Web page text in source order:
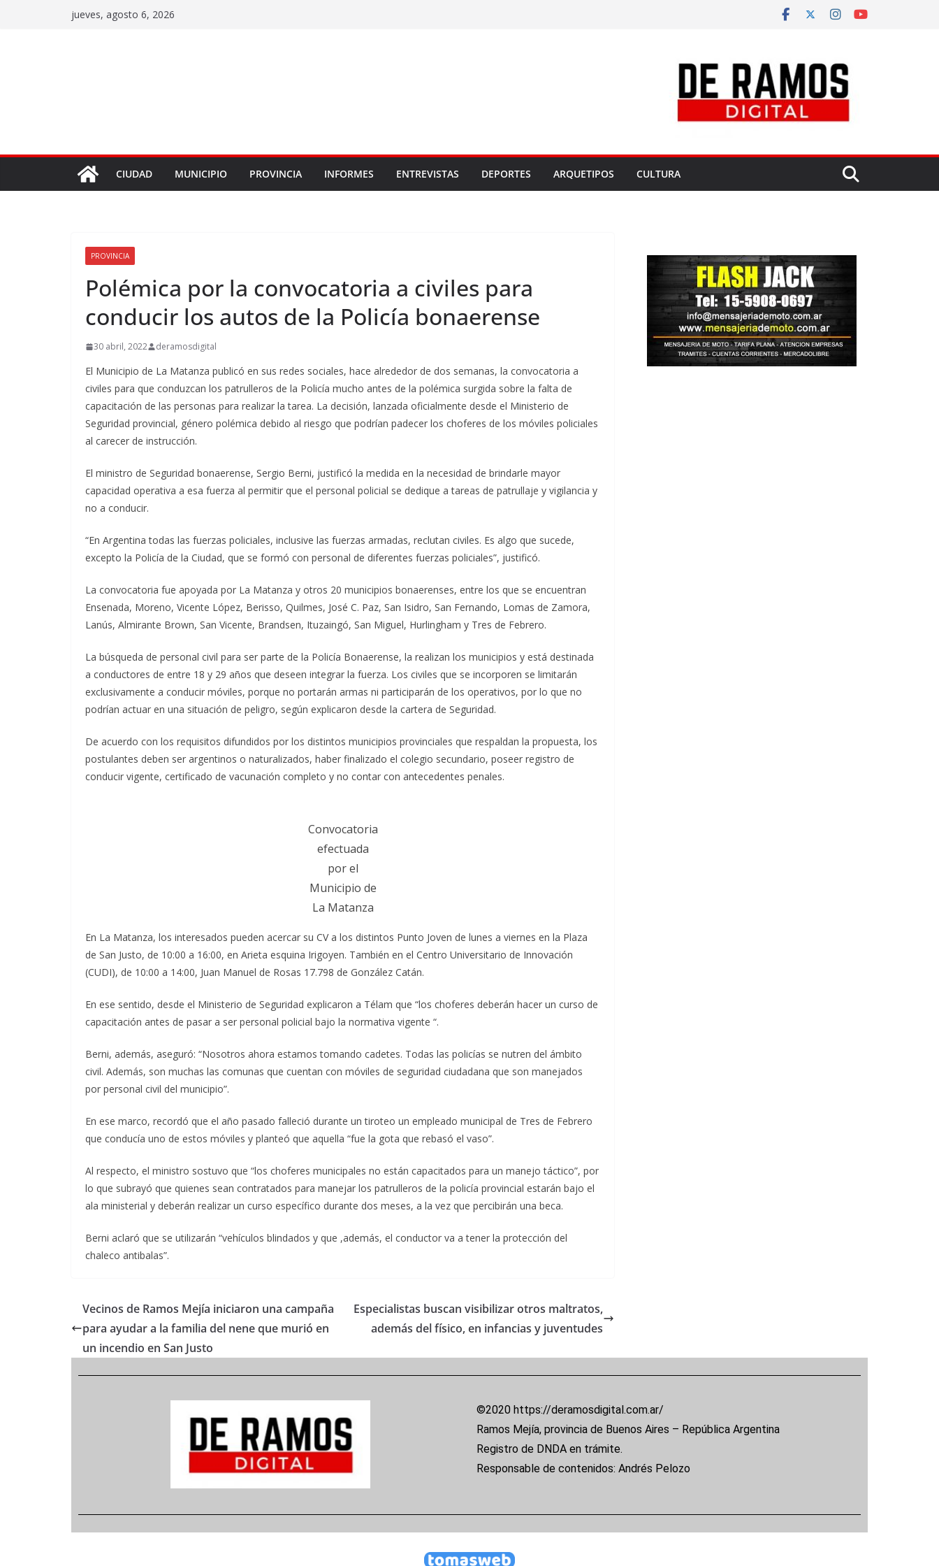
jueves, agosto 6, 2026
CIUDAD MUNICIPIO PROVINCIA INFORMES ENTREVISTAS DEPORTES ARQUETIPOS CULTURA
PROVINCIA
Polémica por la convocatoria a civiles para
conducir los autos de la Policía bonaerense
30 abril, 2022 deramosdigital
El Municipio de La Matanza publicó en sus redes sociales, hace alrededor de dos semanas, la convocatoria a
civiles para que conduzcan los patrulleros de la Policía mucho antes de la polémica surgida sobre la falta de
capacitación de las personas para realizar la tarea. La decisión, lanzada oficialmente desde el Ministerio de
Seguridad provincial, género polémica debido al riesgo que podrían padecer los choferes de los móviles policiales
al carecer de instrucción.
El ministro de Seguridad bonaerense, Sergio Berni, justificó la medida en la necesidad de brindarle mayor
capacidad operativa a esa fuerza al permitir que el personal policial se dedique a tareas de patrullaje y vigilancia y
no a conducir.
“En Argentina todas las fuerzas policiales, inclusive las fuerzas armadas, reclutan civiles. Es algo que sucede,
excepto la Policía de la Ciudad, que se formó con personal de diferentes fuerzas policiales”, justificó.
La convocatoria fue apoyada por La Matanza y otros 20 municipios bonaerenses, entre los que se encuentran
Ensenada, Moreno, Vicente López, Berisso, Quilmes, José C. Paz, San Isidro, San Fernando, Lomas de Zamora,
Lanús, Almirante Brown, San Vicente, Brandsen, Ituzaingó, San Miguel, Hurlingham y Tres de Febrero.
La búsqueda de personal civil para ser parte de la Policía Bonaerense, la realizan los municipios y está destinada
a conductores de entre 18 y 29 años que deseen integrar la fuerza. Los civiles que se incorporen se limitarán
exclusivamente a conducir móviles, porque no portarán armas ni participarán de los operativos, por lo que no
podrían actuar en una situación de peligro, según explicaron desde la cartera de Seguridad.
De acuerdo con los requisitos difundidos por los distintos municipios provinciales que respaldan la propuesta, los
postulantes deben ser argentinos o naturalizados, haber finalizado el colegio secundario, poseer registro de
conducir vigente, certificado de vacunación completo y no contar con antecedentes penales.
Convocatoria
efectuada
por el
Municipio de
La Matanza
En La Matanza, los interesados pueden acercar su CV a los distintos Punto Joven de lunes a viernes en la Plaza
de San Justo, de 10:00 a 16:00, en Arieta esquina Irigoyen. También en el Centro Universitario de Innovación
(CUDI), de 10:00 a 14:00, Juan Manuel de Rosas 17.798 de González Catán.
En ese sentido, desde el Ministerio de Seguridad explicaron a Télam que “los choferes deberán hacer un curso de
capacitación antes de pasar a ser personal policial bajo la normativa vigente “.
Berni, además, aseguró: “Nosotros ahora estamos tomando cadetes. Todas las policías se nutren del ámbito
civil. Además, son muchas las comunas que cuentan con móviles de seguridad ciudadana que son manejados
por personal civil del municipio”.
En ese marco, recordó que el año pasado falleció durante un tiroteo un empleado municipal de Tres de Febrero
que conducía uno de estos móviles y planteó que aquella “fue la gota que rebasó el vaso”.
Al respecto, el ministro sostuvo que “los choferes municipales no están capacitados para un manejo táctico”, por
lo que subrayó que quienes sean contratados para manejar los patrulleros de la policía provincial estarán bajo el
ala ministerial y deberán realizar un curso específico durante dos meses, a la vez que percibirán una beca.
Berni aclaró que se utilizarán “vehículos blindados y que ,además, el conductor va a tener la protección del
chaleco antibalas”.
Vecinos de Ramos Mejía iniciaron una campaña
para ayudar a la familia del nene que murió en
un incendio en San Justo
Especialistas buscan visibilizar otros maltratos,
además del físico, en infancias y juventudes
©2020 https://deramosdigital.com.ar/
Ramos Mejía, provincia de Buenos Aires – República Argentina
Registro de DNDA en trámite.
Responsable de contenidos: Andrés Pelozo